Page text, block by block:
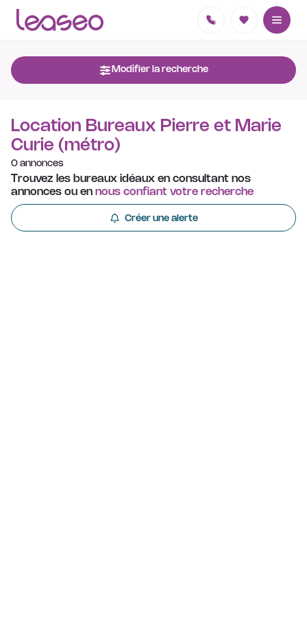
Modifier la recherche
Location Bureaux Pierre et Marie
Curie (métro)
0 annonces
Trouvez les bureaux idéaux en consultant nos
annonces ou en nous confiant votre recherche
Créer une alerte